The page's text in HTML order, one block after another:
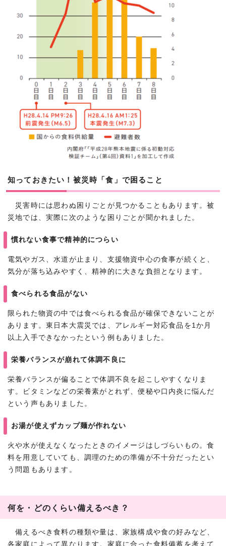
知っておきたい！被災時「食」で困ること
災害時には思わぬ困りごとが見つかることもあります。被
災地では、実際に次のような困りごとが聞かれました。
慣れない食事で精神的につらい
電気やガス、水道が止まり、支援物資中心の食事が続くと、
気分が落ち込みやすく、精神的に大きな負担となります。
食べられる食品がない
限られた物資の中では食べられる食品が確保できないことが
あります。東日本大震災では、アレルギー対応食品を1か月
以上入手できなかったという例もありました。
栄養バランスが崩れて体調不良に
栄養バランスが偏ることで体調不良を起こしやすくなりま
す。ビタミンなどの栄養素がとれず、便秘や口内炎に悩んだ
という声もありました。
お湯が使えずカップ麺が作れない
火や水が使えなくなったときのイメージはしづらいもの。食
料を用意していても、調理のための準備が不十分だったとい
う問題もあります。
何を・どのくらい備えるべき？
備えるべき食料の種類や量は、家族構成や食の好みなど、
各家庭によって異なります。家庭に合った食料備蓄を考えて